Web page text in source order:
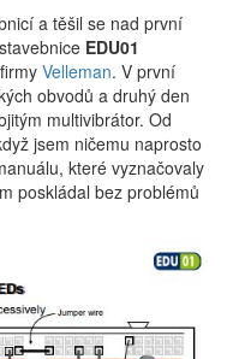
a těšil se nad první
EDU01
Velleman. V první
obvodů a druhý den
multivibrátor. Od
jsem ničemu naprosto
které vyznačovaly
poskládal bez problémů